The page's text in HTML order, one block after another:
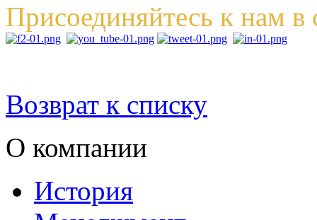
Присоединяйтесь к нам в
Возврат к списку
О компании
История